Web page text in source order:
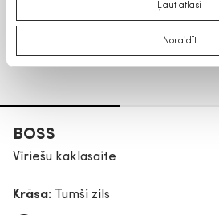
Ļaut atlasi
Noraidīt
BOSS
Vīriešu kaklasaite
Krāsa: Tumši zils